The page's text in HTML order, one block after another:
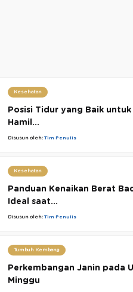
Kesehatan
Posisi Tidur yang Baik untuk
Hamil...
Disusun oleh:Tim Penulis
Kesehatan
Panduan Kenaikan Berat
Ideal saat...
Disusun oleh:Tim Penulis
Tumbuh Kembang
Perkembangan Janin pada
Minggu